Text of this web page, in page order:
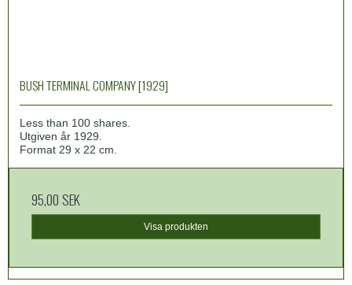
BUSH TERMINAL COMPANY [1929]
Less than 100 shares.
Utgiven år 1929.
Format 29 x 22 cm.
95,00 SEK
Visa produkten